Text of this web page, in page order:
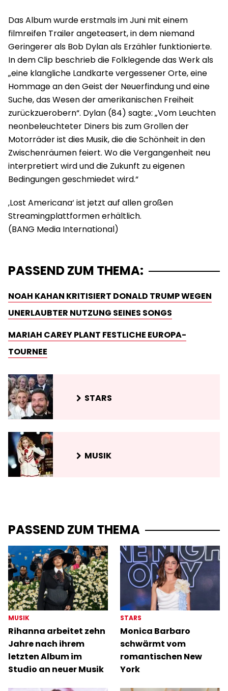
Das Album wurde erstmals im Juni mit einem
filmreifen Trailer angeteasert, in dem niemand
Geringerer als Bob Dylan als Erzähler funktionierte.
In dem Clip beschrieb die Folklegende das Werk als
„eine klangliche Landkarte vergessener Orte, eine
Hommage an den Geist der Neuerfindung und eine
Suche, das Wesen der amerikanischen Freiheit
zurückzuerobern“. Dylan (84) sagte: „Vom Leuchten
neonbeleuchteter Diners bis zum Grollen der
Motorräder ist dies Musik, die die Schönheit in den
Zwischenräumen feiert. Wo die Vergangenheit neu
interpretiert wird und die Zukunft zu eigenen
Bedingungen geschmiedet wird.“
‚Lost Americana‘ ist jetzt auf allen großen
Streamingplattformen erhältlich.
PASSEND ZUM THEMA:
NOAH KAHAN KRITISIERT DONALD TRUMP WEGEN
UNERLAUBTER NUTZUNG SEINES SONGS
MARIAH CAREY PLANT FESTLICHE EUROPA-
TOURNEE
STARS
MUSIK
PASSEND ZUM THEMA
MUSIK
Rihanna arbeitet zehn
Jahre nach ihrem
letzten Album im
Studio an neuer Musik
STARS
Monica Barbaro
schwärmt vom
romantischen New
York